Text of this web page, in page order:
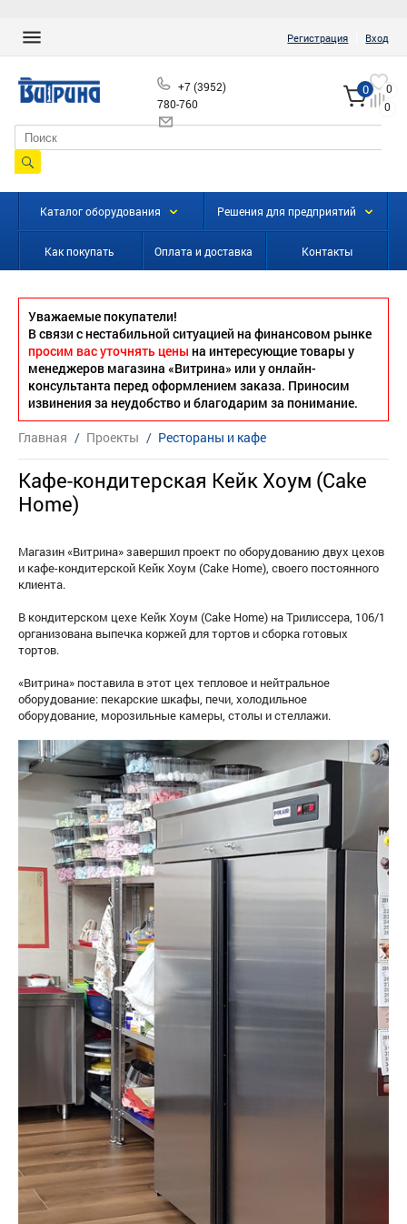
Регистрация Вход
+7 (3952)
780-760
0
0
0
Каталог оборудования Решения для предприятий
Как покупать Оплата и доставка Контакты
Уважаемые покупатели!
В связи с нестабильной ситуацией на финансовом рынке
просим вас уточнять цены на интересующие товары у
менеджеров магазина «Витрина» или у онлайн-
консультанта перед оформлением заказа. Приносим
извинения за неудобство и благодарим за понимание.
Главная / Проекты / Рестораны и кафе
Кафе-кондитерская Кейк Хоум (Cake
Home)
Магазин «Витрина» завершил проект по оборудованию двух цехов
и кафе-кондитерской Кейк Хоум (Cake Home), своего постоянного
клиента.
В кондитерском цехе Кейк Хоум (Cake Home) на Трилиссера, 106/1
организована выпечка коржей для тортов и сборка готовых
тортов.
«Витрина» поставила в этот цех тепловое и нейтральное
оборудование: пекарские шкафы, печи, холодильное
оборудование, морозильные камеры, столы и стеллажи.